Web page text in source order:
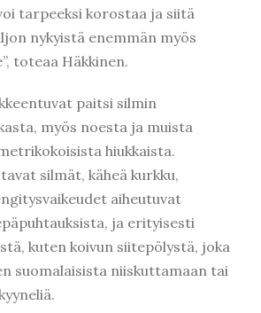
tarpeeksi korostaa ja siitä
nykyistä enemmän myös
toteaa Häkkinen.
paitsi silmin
myös noesta ja muista
hiukkaista.
silmät, käheä kurkku,
aiheutuvat
ja erityisesti
kuten koivun siitepölystä, joka
suomalaisista niiskuttamaan tai